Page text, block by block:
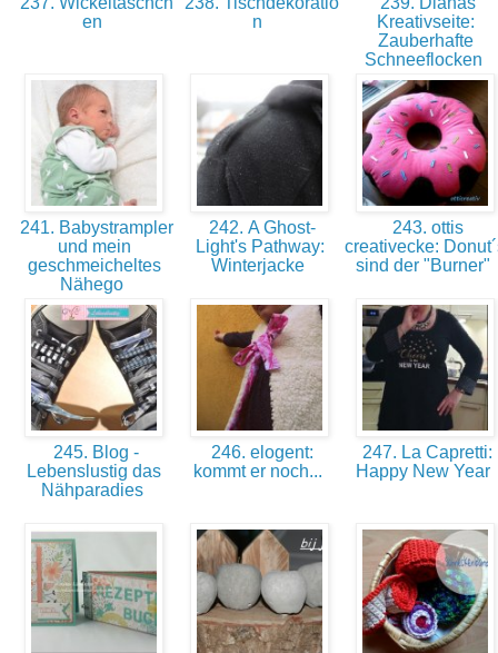
en
n
Kreativseite:
Zauberhafte
Schneeflocken
241. Babystrampler
und mein
geschmeicheltes
Nähego
242. A Ghost-
Light's Pathway:
Winterjacke
243. ottis
creativecke:
sind der "Burner"
245. Blog -
Lebenslustig das
Nähparadies
246. elogent:
kommt er noch...
247. La Capretti:
Happy New Year